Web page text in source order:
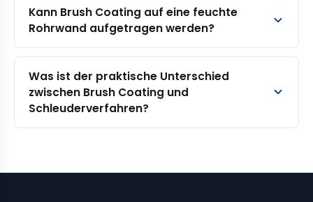
Kann Brush Coating auf eine feuchte
Rohrwand aufgetragen werden?
Was ist der praktische Unterschied
zwischen Brush Coating und
Schleuderverfahren?